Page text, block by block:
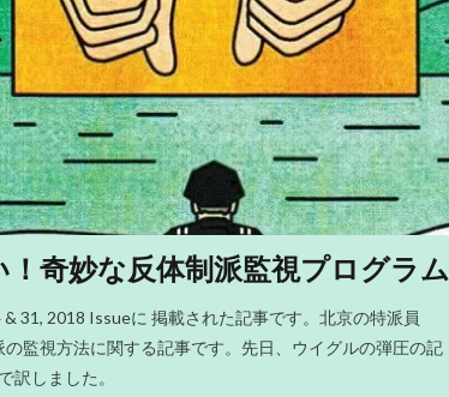
奇妙な反体制派監視プログラム
31, 2018 Issueに 掲載された記事です。北京の特派員
監視方法に関する記事です。先日、ウイグルの弾圧の記
訳しました。